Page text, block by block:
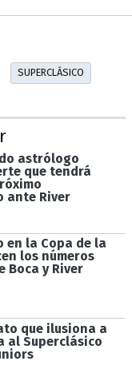
SUPERCLÁSICO
astrólogo
que tendrá
ante River
en la Copa de la
los números
Boca y River
que ilusiona a
al Superclásico